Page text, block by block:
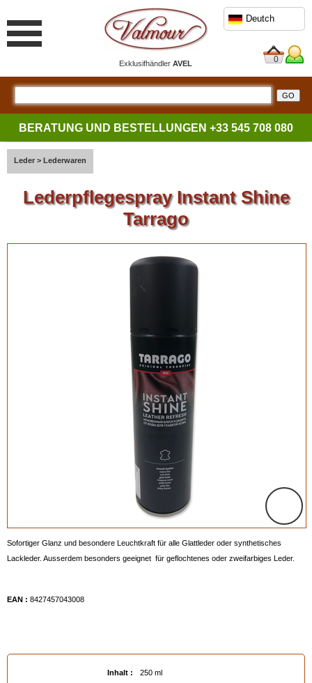
ExklusifhändlerAVEL
Deutch
0
BERATUNG UND BESTELLUNGEN +33 545 708 080
Leder > Lederwaren
Lederpflegespray Instant Shine
Tarrago
Sofortiger Glanz und besondere Leuchtkraft für alle Glattleder oder synthetisches
Lackleder. Ausserdem besonders geeignet für geflochtenes oder zweifarbiges Leder.
EAN : 8427457043008
Inhalt :
250 ml